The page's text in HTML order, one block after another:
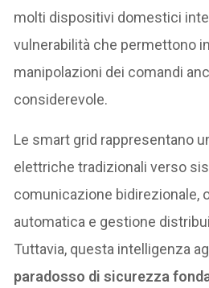
molti dispositivi domestici
vulnerabilità che permettono
manipolazioni dei comandi
considerevole.
Le smart grid rappresentano
elettriche tradizionali verso
comunicazione bidirezionale,
automatica e gestione
Tuttavia, questa intelligenza
paradosso di sicurezza